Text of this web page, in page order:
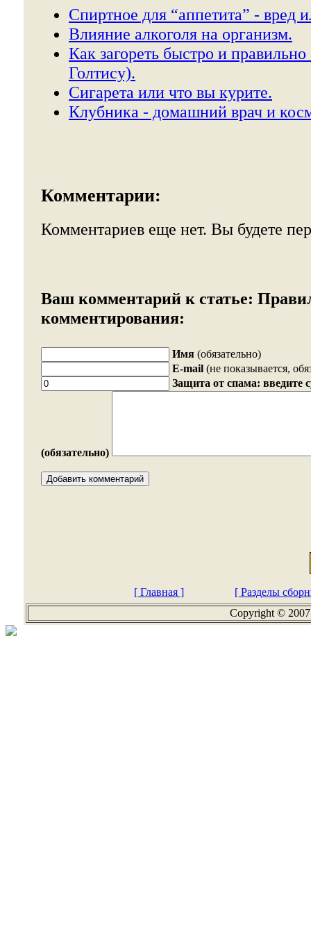
Спиртное для “аппетита” - вред
Влияние алкоголя на организм.
Как загореть быстро и правильно
Голтису).
Сигарета или что вы курите.
Клубника - домашний врач и
Комментарии:
Комментариев еще нет. Вы будете
Ваш комментарий к статье:
комментирования:
Имя (обязательно)
E-mail (не показывается,
Защита от спама: введите
(обязательно)
[ Главная ]
[ Разделы
Copyright ©